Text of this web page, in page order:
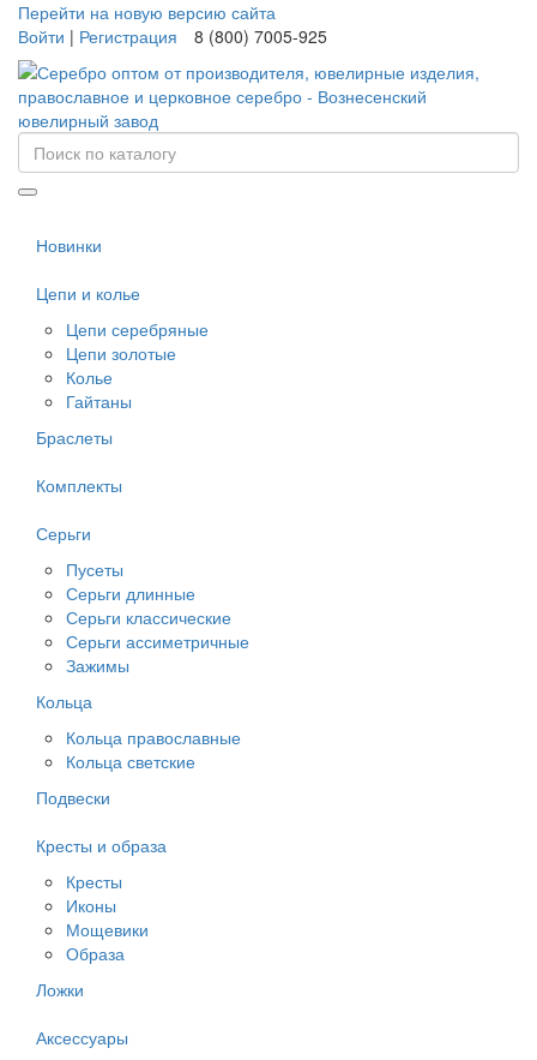
Перейти на новую версию сайта
Войти | Регистрация 8 (800) 7005-925
Новинки
Цепи и колье
Цепи серебряные
Цепи золотые
Колье
Гайтаны
Браслеты
Комплекты
Серьги
Пусеты
Серьги длинные
Серьги классические
Серьги ассиметричные
Зажимы
Кольца
Кольца православные
Кольца светские
Подвески
Кресты и образа
Кресты
Иконы
Мощевики
Образа
Ложки
Аксессуары